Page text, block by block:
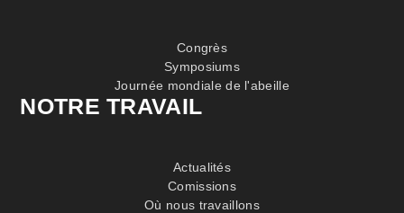
Congrès
Symposiums
Journée mondiale de l'abeille
NOTRE TRAVAIL
Actualités
Comissions
Où nous travaillons